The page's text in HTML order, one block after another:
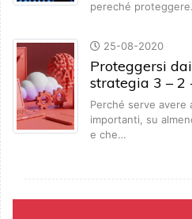
pereché
25-08-2020
Proteggersi
strategia 3 – 2
Perché serve avere
importanti, su
e che…